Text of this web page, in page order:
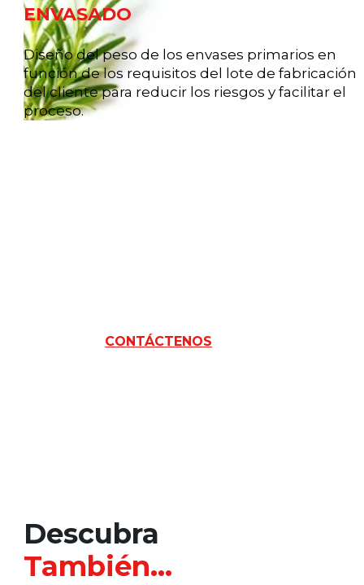
ENVASADO
Diseño del peso de los envases primarios en
función de los requisitos del lote de fabricación
del cliente para reducir los riesgos y facilitar el
proceso.
CONTÁCTENOS
Descubra
También…